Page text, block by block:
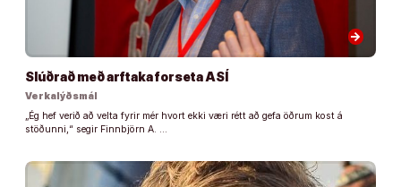
arrow_forward
Slúðrað með arftaka forseta ASÍ
Verkalýðsmál
„Ég hef verið að velta fyrir mér hvort ekki væri rétt að gefa öðrum kost á
stöðunni,“ segir Finnbjörn A. …